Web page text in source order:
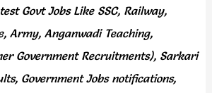
Govt Jobs Like SSC, Railway,
Army, Anganwadi Teaching,
Government Recruitments), Sarkari
Government Jobs notifications,